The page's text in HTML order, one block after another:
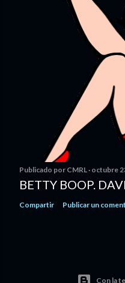
Publicado por CMRL octubre
BETTY BOOP.
Compartir Publicar un
Con la